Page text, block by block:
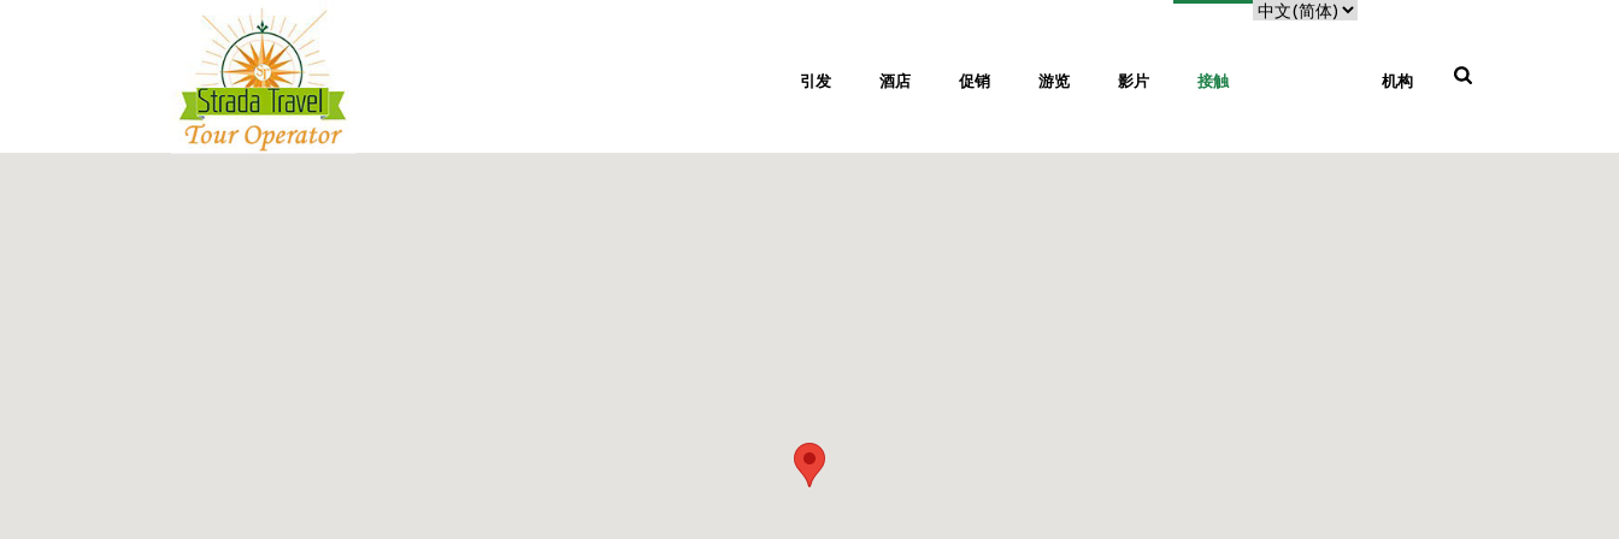
引发 酒店 促销 游览 影片 接触 机构